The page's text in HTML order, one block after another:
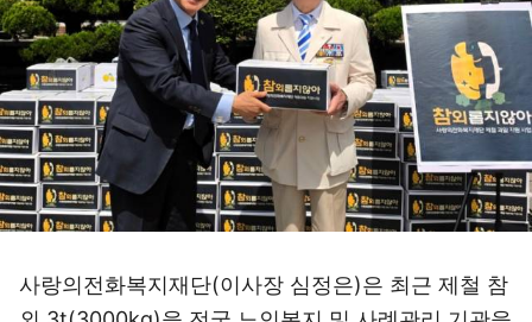
사랑의전화복지재단(이사장 심정은)은 최근 제철 참